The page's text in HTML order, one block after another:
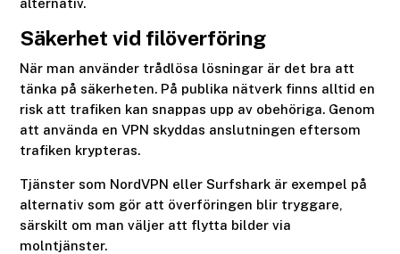
Säkerhet vid filöverföring
När man använder trådlösa lösningar är det bra att
tänka på säkerheten. På publika nätverk finns alltid en
risk att trafiken kan snappas upp av obehöriga. Genom
att använda en VPN skyddas anslutningen eftersom
trafiken krypteras.
Tjänster som NordVPN eller Surfshark är exempel på
alternativ som gör att överföringen blir tryggare,
särskilt om man väljer att flytta bilder via
molntjänster.